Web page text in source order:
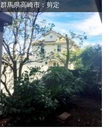
群馬県高崎市：剪定